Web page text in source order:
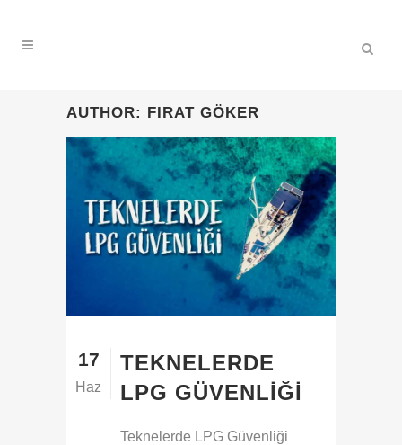
AUTHOR: FIRAT GÖKER
17
Haz
TEKNELERDE
LPG GÜVENLIĞI
Teknelerde LPG Güvenliği